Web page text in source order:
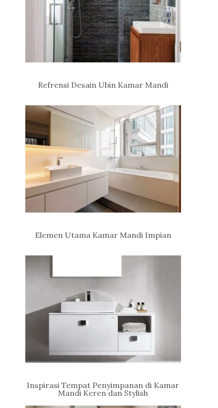
Refrensi Desain Ubin Kamar Mandi
Elemen Utama Kamar Mandi Impian
Inspirasi Tempat Penyimpanan di Kamar
Mandi Keren dan Stylish